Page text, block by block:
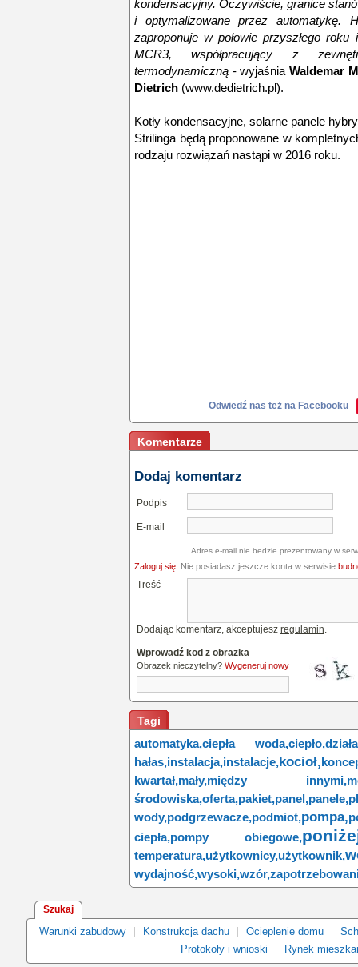
kondensacyjny. Oczywiście, granice
i optymalizowane przez automatykę.
zaproponuje w połowie przyszłego
MCR3, współpracujący z
termodynamiczną - wyjaśnia Waldemar
Dietrich (www.dedietrich.pl).
Kotły kondensacyjne, solarne panele
Strilinga będą proponowane w
rodzaju rozwiązań nastąpi w 2016 roku.
Odwiedź nas też na Facebooku
Komentarze
Dodaj komentarz
Podpis
E-mail
Adres e-mail nie bedzie prezentowany w
Zaloguj się . Nie posiadasz jeszcze konta w serwisie
Treść
Dodając komentarz, akceptujesz regulamin.
Wprowadź kod z obrazka
Obrazek nieczytelny? Wygeneruj nowy
Tagi
automatyka,ciepła woda,ciepło,
hałas,instalacja,instalacje,kocioł,
kwartał,mały,między innymi,
środowiska,oferta,pakiet,panel,panele,
wody,podgrzewacze,podmiot,pompa,
ciepła,pompy obiegowe,
temperatura,użytkownicy,użytkownik,
wydajność,wysoki,wzór,
Szukaj
Warunki zabudowy Konstrukcja dachu Ocieplenie domu
Protokoły i wnioski
Rynek